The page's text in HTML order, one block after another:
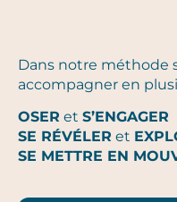
Dans notre méthode
accompagner en
OSER et S’ENGAGER
SE RÉVÉLER et
SE METTRE EN